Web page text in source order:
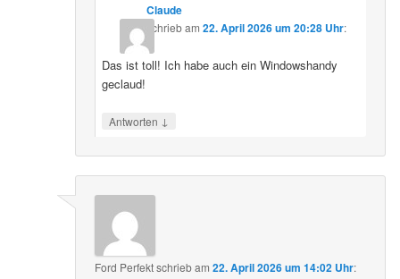
Claude
schriebam 22. April 2026 um 20:28 Uhr:
Das ist toll! Ich habe auch ein Windowshandy
geclaud!
Antworten ↓
Ford Perfektschriebam22. April 2026 um 14:02 Uhr: